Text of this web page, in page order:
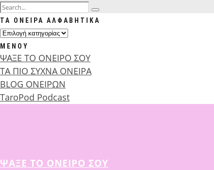
ΤΑ ΟΝΕΙΡΑ ΑΛΦΑΒΗΤΙΚΑ
ΤΑ
ΟΝΕΙΡΑ
ΑΛΦΑΒΗΤΙΚΑ
ΜΕΝΟΥ
ΨΑΞΕ ΤΟ ΟΝΕΙΡΟ ΣΟΥ
ΤΑ ΠΙΟ ΣΥΧΝΑ ΟΝΕΙΡΑ
BLOG ΟΝΕΙΡΩΝ
TaroPod Podcast
ΨΑΞΕ ΤΟ ΟΝΕΙΡΟ ΣΟΥ